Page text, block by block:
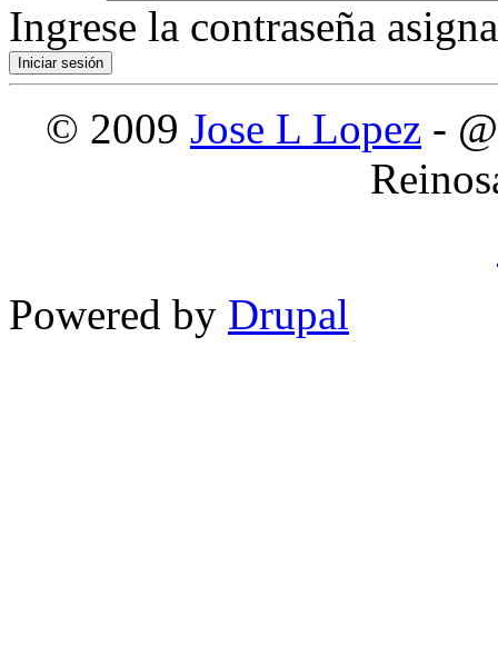
Ingrese la contraseña
© 2009 Jose L Lopez -
Powered by Drupal